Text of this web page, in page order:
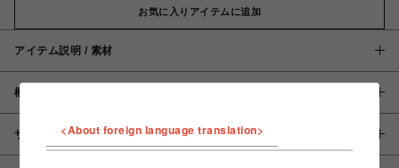
お気に入りアイテムに追加
アイテム説明 / 素材
概要
サイズ <About foreign language translation>